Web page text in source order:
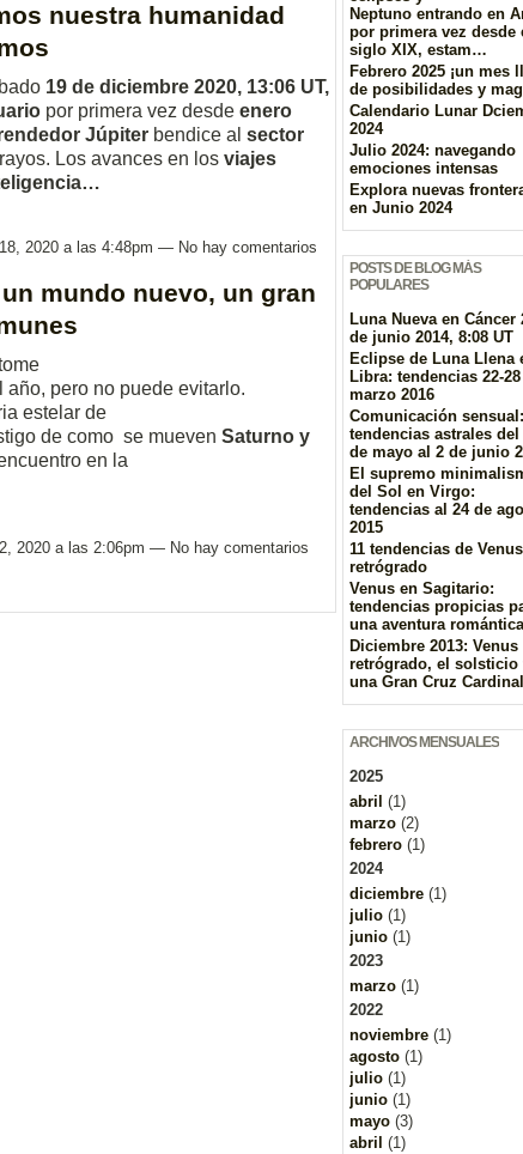
nuestra humanidad
19 de diciembre 2020, 13:06 UT,
por primera vez desde enero
Júpiter bendice al sector
Los avances en los viajes
2020 a las 4:48pm — No hay comentarios
mundo nuevo, un gran
pero no puede evitarlo.
estelar de
de como se mueven Saturno y
en la
2020 a las 2:06pm — No hay comentarios
Neptuno entrando en
por primera vez desde
siglo XIX, estam…
Febrero 2025 ¡un mes
de posibilidades y
Calendario Lunar
2024
Julio 2024: navegando
emociones intensas
Explora nuevas
en Junio 2024
POSTS DE BLOG MÁS
POPULARES
Luna Nueva en Cáncer
de junio 2014, 8:08 UT
Eclipse de Luna Llena
Libra: tendencias 22-28
marzo 2016
Comunicación sensual:
tendencias astrales del
de mayo al 2 de junio
El supremo
del Sol en Virgo:
tendencias al 24 de
2015
11 tendencias de Venus
retrógrado
Venus en Sagitario:
tendencias propicias
una aventura romántica
Diciembre 2013: Venus
retrógrado, el solsticio
una Gran Cruz Cardinal
ARCHIVOS MENSUALES
2025
abril (1)
marzo (2)
febrero (1)
2024
diciembre (1)
julio (1)
junio (1)
2023
marzo (1)
2022
noviembre (1)
agosto (1)
julio (1)
junio (1)
mayo (3)
abril (1)